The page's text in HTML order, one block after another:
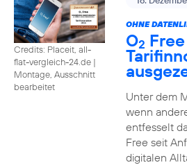
Credits: Placeit, all-
flat-vergleich-24.de |
Montage, Ausschnitt
bearbeitet
OHNE
O2
Unter dem
wenn
entfesselt
Free seit
digitalen